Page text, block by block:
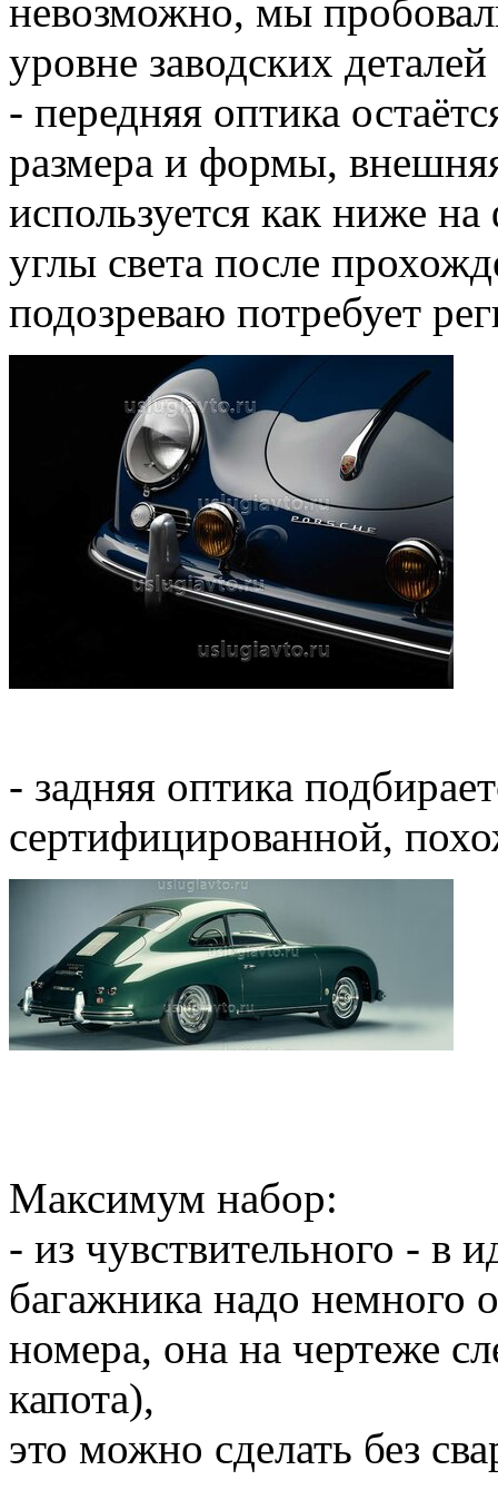
невозможно, мы
уровне заводских
- передняя оптика
размера и формы,
используется как ниже
углы света после
подозреваю потребует
- задняя оптика
сертифицированной,
Максимум набор:
- из чувствительного - в
багажника надо немного
номера, она на чертеже
капота),
это можно сделать без